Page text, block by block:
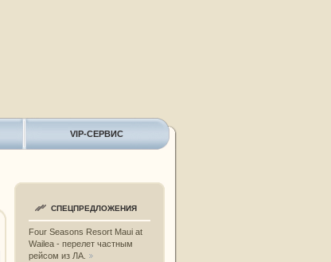
VIP-СЕРВИС
СПЕЦПРЕДЛОЖЕНИЯ
Four Seasons Resort Maui at
Wailea - перелет частным
рейсом из ЛА.